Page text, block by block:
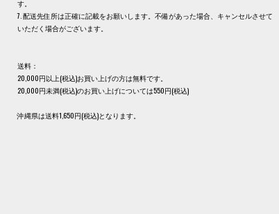
す。
7. 配送先住所は正確に記載をお願いします。不備があった場合、キャンセルさせて
いただく場合がございます。
送料：
20,000円以上(税込)お買い上げの方は無料です。
20,000円未満(税込)のお買い上げについては550円(税込)
沖縄県は送料1,650円(税込)となります。